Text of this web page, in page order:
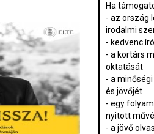
Ha
- az ország
irodalmi
- kedvenc
- a kortárs
oktatását
- a
és jövőjét
- egy
nyitott
- a jövő